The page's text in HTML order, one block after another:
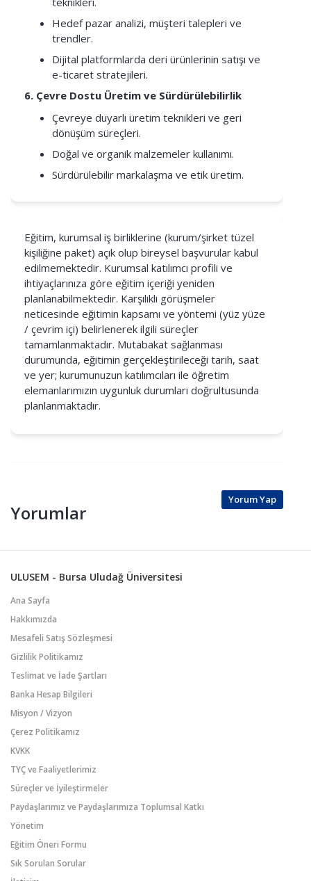
Hedef pazar analizi, müşteri talepleri ve
trendler.
Dijital platformlarda deri ürünlerinin satışı ve
e-ticaret stratejileri.
6. Çevre Dostu Üretim ve Sürdürülebilirlik
Çevreye duyarlı üretim teknikleri ve geri
dönüşüm süreçleri.
Doğal ve organik malzemeler kullanımı.
Sürdürülebilir markalaşma ve etik üretim.
Eğitim, kurumsal iş birliklerine (kurum/şirket tüzel
kişiliğine paket) açık olup bireysel başvurular kabul
edilmemektedir. Kurumsal katılımcı profili ve
ihtiyaçlarınıza göre eğitim içeriği yeniden
planlanabilmektedir. Karşılıklı görüşmeler
neticesinde eğitimin kapsamı ve yöntemi (yüz yüze
/ çevrim içi) belirlenerek ilgili süreçler
tamamlanmaktadır. Mutabakat sağlanması
durumunda, eğitimin gerçekleştirileceği tarih, saat
ve yer; kurumunuzun katılımcıları ile öğretim
elemanlarımızın uygunluk durumları doğrultusunda
planlanmaktadır.
Yorumlar
Yorum Yap
ULUSEM - Bursa Uludağ Üniversitesi
Ana Sayfa
Hakkımızda
Mesafeli Satış Sözleşmesi
Gizlilik Politikamız
Teslimat ve İade Şartları
Banka Hesap Bilgileri
Misyon / Vizyon
Çerez Politikamız
KVKK
TYÇ ve Faaliyetlerimiz
Süreçler ve İyileştirmeler
Paydaşlarımız ve Paydaşlarımıza Toplumsal Katkı
Yönetim
Eğitim Öneri Formu
Sık Sorulan Sorular